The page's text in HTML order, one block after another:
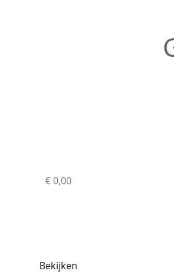
€ 0,00
Bekijken